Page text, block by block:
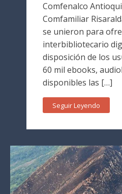
Comfenalco
Comfamiliar
se unieron para
interbibliotecario
disposición de los
60 mil ebooks,
disponibles las […]
Seguir Leyendo